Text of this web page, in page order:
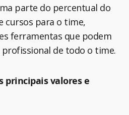
parte do percentual do
cursos para o time,
ferramentas que podem
de todo o time.
principais valores e